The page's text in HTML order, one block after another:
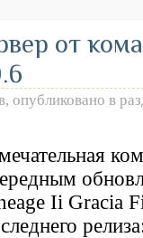
от
опубликовано в
Ii Gracia